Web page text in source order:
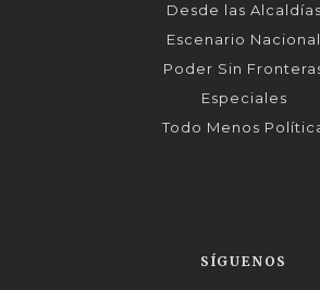
Desde las Alcaldías
Escenario Nacional
Poder Sin
Especiales
Todo Menos
SÍGUENOS